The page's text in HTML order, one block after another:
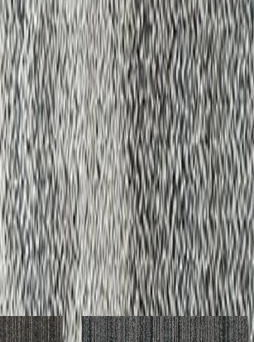
いスミノエ インテリア
製品